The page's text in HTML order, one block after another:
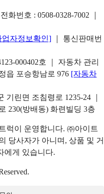
화번호 : 0508-0328-7002
업자정보확인]
｜ 통신판매번
000402호 ｜ 자동차 관리
읍 포승항남로 976 [자동차
린면 조침령로 1235-24 ｜
230(방배동) 화련빌딩 3층
럭이 운영합니다. ㈜아이트
당사자가 아니며, 상품 및 거
에게 있습니다.